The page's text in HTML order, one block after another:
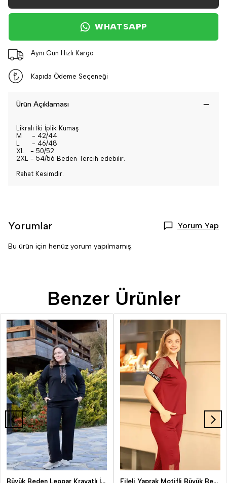
WHATSAPP
Aynı Gün Hızlı Kargo
Kapıda Ödeme Seçeneği
Ürün Açıklaması
Likralı İki İplik Kumaş
M - 42/44
L - 46/48
XL - 50/52
2XL - 54/56 Beden Tercih edebilir.
Rahat Kesimdir.
Yorumlar Yorum Yap
Bu ürün için henüz yorum yapılmamış.
Benzer Ürünler
Büyük Beden Leopar Kravatlı İkili Takım Fileli Yaprak Motifli Büyük Beden İkili Takım